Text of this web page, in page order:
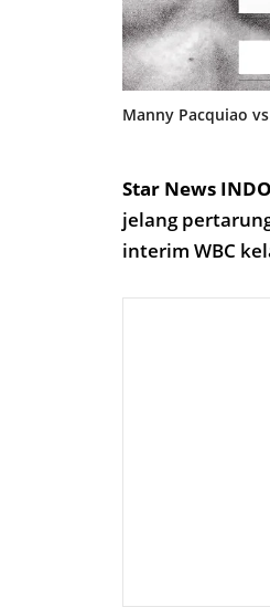
Manny Pacquiao
Star News
jelang
interim WBC